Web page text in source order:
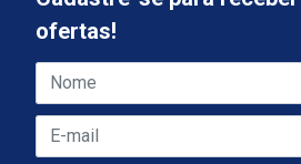
ofertas!